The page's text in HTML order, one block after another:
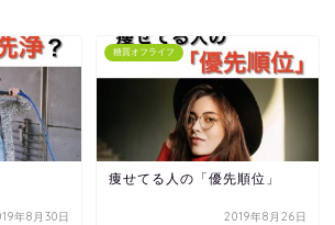
年8月30日
糖質オフライフ
痩せてる人の「優先順位」
2019年8月26日